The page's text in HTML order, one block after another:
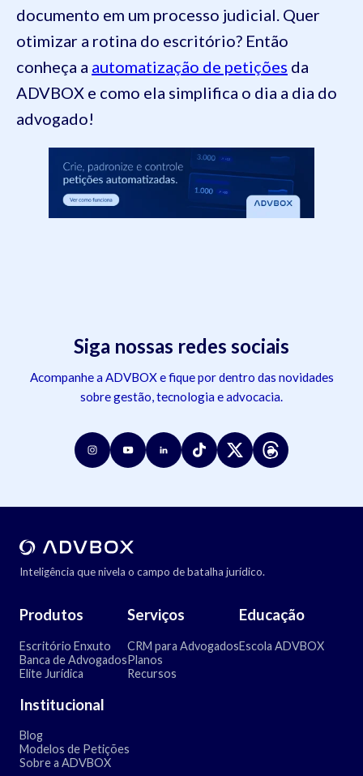
documento em um processo judicial. Quer
otimizar a rotina do escritório? Então
conheça a automatização de petições da
ADVBOX e como ela simplifica o dia a dia do
advogado!
Siga nossas redes sociais
Acompanhe a ADVBOX e fique por dentro das novidades
sobre gestão, tecnologia e advocacia.
Inteligência que nivela o campo de batalha jurídico.
Produtos
Escritório Enxuto
Banca de Advogados
Elite Jurídica
Serviços
CRM para Advogados
Planos
Recursos
Educação
Escola ADVBOX
Institucional
Blog
Modelos de Petições
Sobre a ADVBOX